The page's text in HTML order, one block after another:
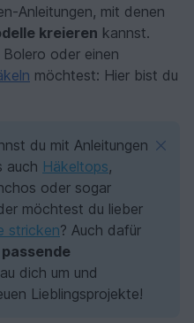
Anleitungen, mit denen
kreieren kannst.
oder einen
möchtest: Hier bist du
du mit Anleitungen
auch Häkeltops,
oder sogar
möchtest du lieber
stricken? Auch dafür
passende
dich um und
Lieblingsprojekte!